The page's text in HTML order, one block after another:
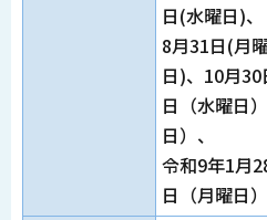
日(水曜日)、
8月31日(月
日)、10月
日（水曜日
日）、
令和9年1月
日（月曜日